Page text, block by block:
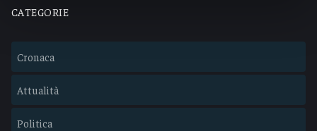
CATEGORIE
Cronaca
Attualità
Politica